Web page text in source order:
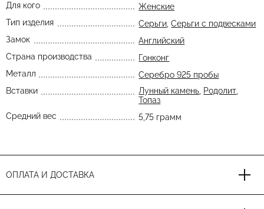
Для кого
Женские
Тип изделия
Серьги ,Серьги с подвесками
Замок
Английский
Страна производства
Гонконг
Металл
Серебро 925 пробы
Вставки
Лунный камень Родолит
Топаз
Средний вес
5,75 грамм
ОПЛАТА И ДОСТАВКА